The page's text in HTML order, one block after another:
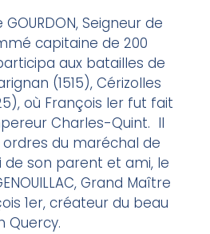
Seigneur de
capitaine de 200
aux batailles de
(1515), Cérizolles
où François Ier fut fait
Charles-Quint. Il
du maréchal de
de son parent et ami, le
Grand Maître
1er, créateur du beau
Quercy.